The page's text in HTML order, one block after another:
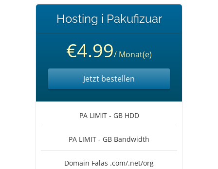
Hosting i Pakufizuar
€4.99/ Monat(e)
Jetzt bestellen
PA LIMIT - GB HDD
PA LIMIT - GB Bandwidth
Domain Falas .com/.net/org